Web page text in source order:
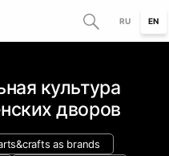
RU EN
культура
дворов
as brands